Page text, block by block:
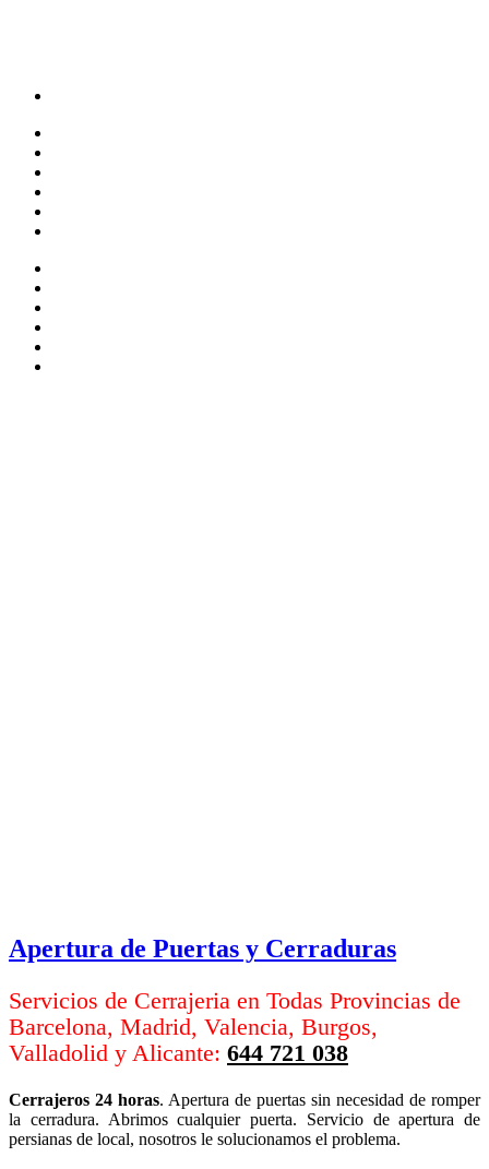
Apertura de Puertas y Cerraduras
Servicios de Cerrajeria en Todas Provincias de
Barcelona, Madrid, Valencia, Burgos,
Valladolid y Alicante: 644 721 038
Cerrajeros 24 horas. Apertura de puertas sin necesidad de romper
la cerradura. Abrimos cualquier puerta. Servicio de apertura de
persianas de local, nosotros le solucionamos el problema.